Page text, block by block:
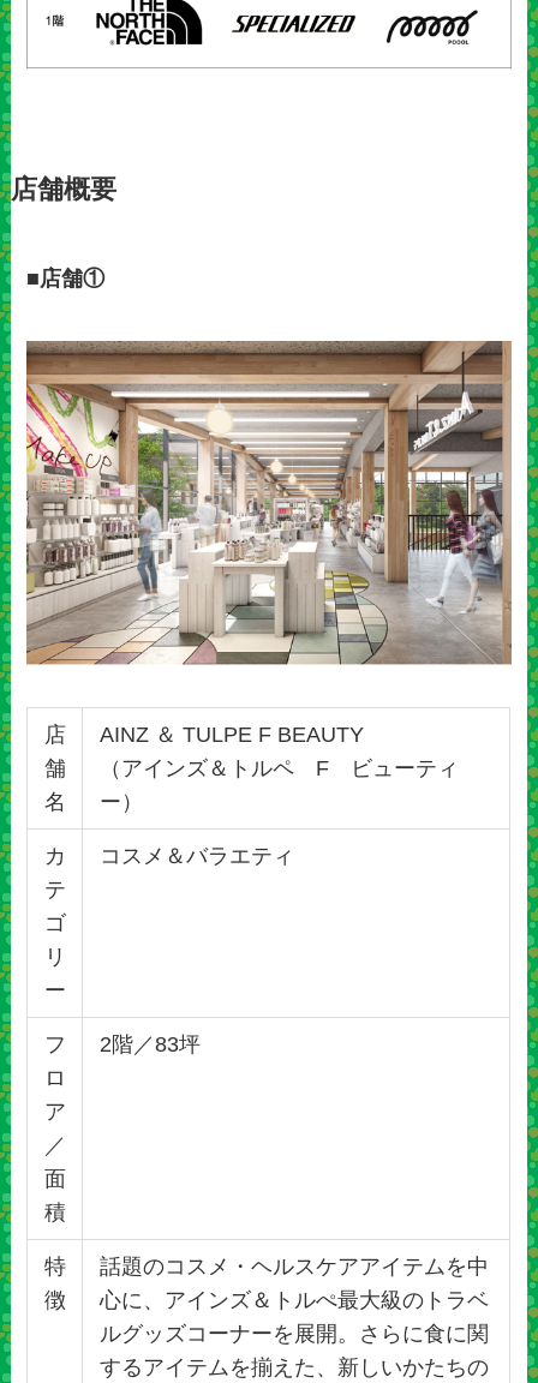
店舗概要
■店舗①
店
舗
名
AINZ ＆ TULPE F BEAUTY
（アインズ＆トルペ F ビューティ
ー）
カ
テ
ゴ
リ
ー
コスメ＆バラエティ
フ
ロ
ア
／
面
積
2階／83坪
特
徴
話題のコスメ・ヘルスケアアイテムを中
心に、アインズ＆トルぺ最大級のトラベ
ルグッズコーナーを展開。さらに食に関
するアイテムを揃えた、新しいかたちの